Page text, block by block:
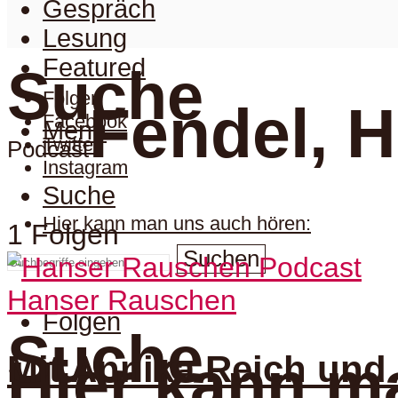
Folgen
Facebook
Twitter
Instagram
Hier kann man uns auch hören:
Suche
Suchen
Folgen
Gespräch
Lesung
Featured
Menu
Suche
Suche
PodcastFendel,
1 Folgen
Hanser Rauschen
Mit Annika Reich